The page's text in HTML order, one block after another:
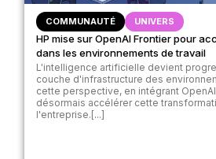
COMMUNAUTÉ UNIVERS
HP mise sur OpenAI Frontier pour
dans les environnements de travail
L'intelligence artificielle devient
couche d'infrastructure des
cette perspective, en intégrant
désormais accélérer cette
l'entreprise.[...]